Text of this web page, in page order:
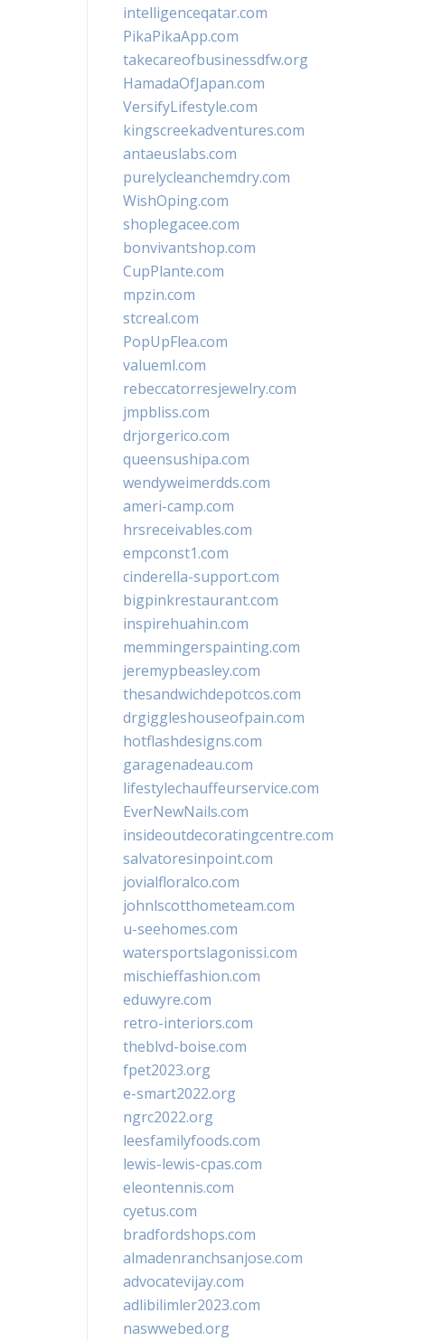
intelligenceqatar.com
PikaPikaApp.com
takecareofbusinessdfw.org
HamadaOfJapan.com
VersifyLifestyle.com
kingscreekadventures.com
antaeuslabs.com
purelycleanchemdry.com
WishOping.com
shoplegacee.com
bonvivantshop.com
CupPlante.com
mpzin.com
stcreal.com
PopUpFlea.com
valueml.com
rebeccatorresjewelry.com
jmpbliss.com
drjorgerico.com
queensushipa.com
wendyweimerdds.com
ameri-camp.com
hrsreceivables.com
empconst1.com
cinderella-support.com
bigpinkrestaurant.com
inspirehuahin.com
memmingerspainting.com
jeremypbeasley.com
thesandwichdepotcos.com
drgiggleshouseofpain.com
hotflashdesigns.com
garagenadeau.com
lifestylechauffeurservice.com
EverNewNails.com
insideoutdecoratingcentre.com
salvatoresinpoint.com
jovialfloralco.com
johnlscotthometeam.com
u-seehomes.com
watersportslagonissi.com
mischieffashion.com
eduwyre.com
retro-interiors.com
theblvd-boise.com
fpet2023.org
e-smart2022.org
ngrc2022.org
leesfamilyfoods.com
lewis-lewis-cpas.com
eleontennis.com
cyetus.com
bradfordshops.com
almadenranchsanjose.com
advocatevijay.com
adlibilimler2023.com
naswwebed.org